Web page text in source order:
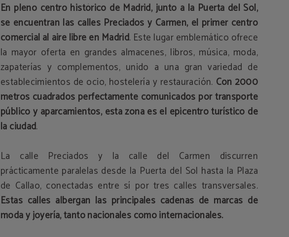
En pleno centro histórico de Madrid, junto a la Puerta del Sol,
se encuentran las calles Preciados y Carmen, el primer centro
comercial al aire libre en Madrid. Este lugar emblemático ofrece
la mayor oferta en grandes almacenes, libros, música, moda,
zapaterías y complementos, unido a una gran variedad de
establecimientos de ocio, hostelería y restauración. Con 2000
metros cuadrados perfectamente comunicados por transporte
público y aparcamientos, esta zona es el epicentro turístico de
la ciudad.
La calle Preciados y la calle del Carmen discurren
prácticamente paralelas desde la Puerta del Sol hasta la Plaza
de Callao, conectadas entre sí por tres calles transversales.
Estas calles albergan las principales cadenas de marcas de
moda y joyería, tanto nacionales como internacionales.